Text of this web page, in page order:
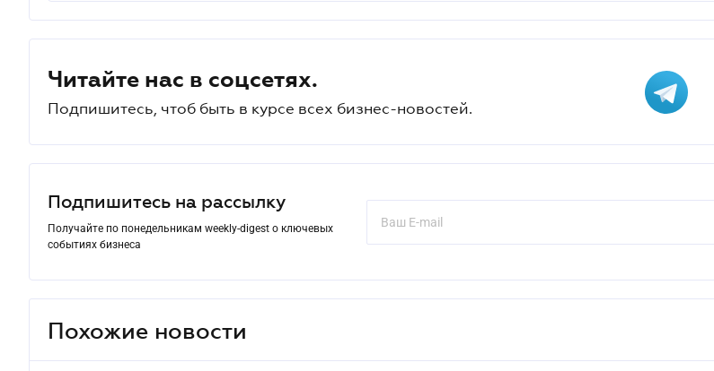
Читайте нас в соцсетях.
Подпишитесь, чтоб быть в курсе всех бизнес-новостей.
Подпишитесь на рассылку
Получайте по понедельникам weekly-digest о ключевых
событиях бизнеса
Похожие новости